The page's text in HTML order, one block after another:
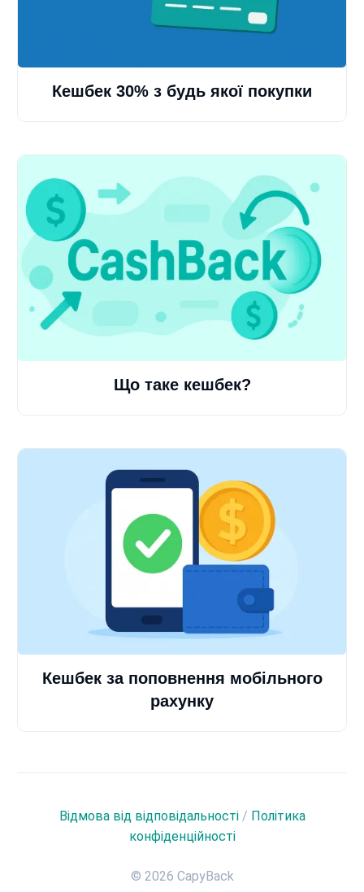
Кешбек 30% з будь якої покупки
Що таке кешбек?
Кешбек за поповнення мобільного
рахунку
Відмова від відповідальності/ Політика
конфіденційності
© 2026 CapyBack